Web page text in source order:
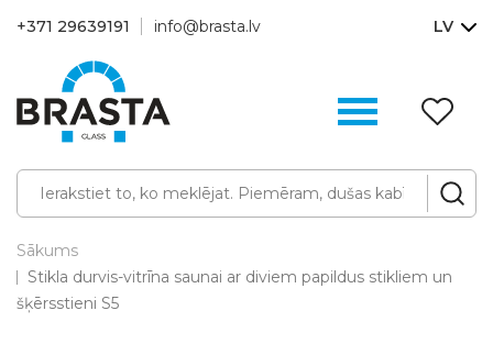
+371 29639191 info@brasta.lv LV
Sākums
Stikla durvis-vitrīna saunai ar diviem papildus stikliem un
šķērsstieni S5